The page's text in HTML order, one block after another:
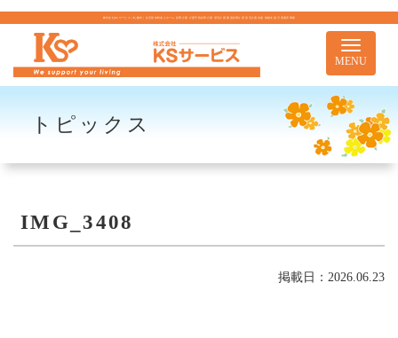
株式会社KSサービス｜札幌市｜住宅型有料老人ホーム 訪問介護 介護予防訪問介護 居宅介護 重度訪問介護 居宅介護支援 移動支援 児童通所事業
Toggle
MENU
トピックス
IMG_3408
掲載日：2026.06.23